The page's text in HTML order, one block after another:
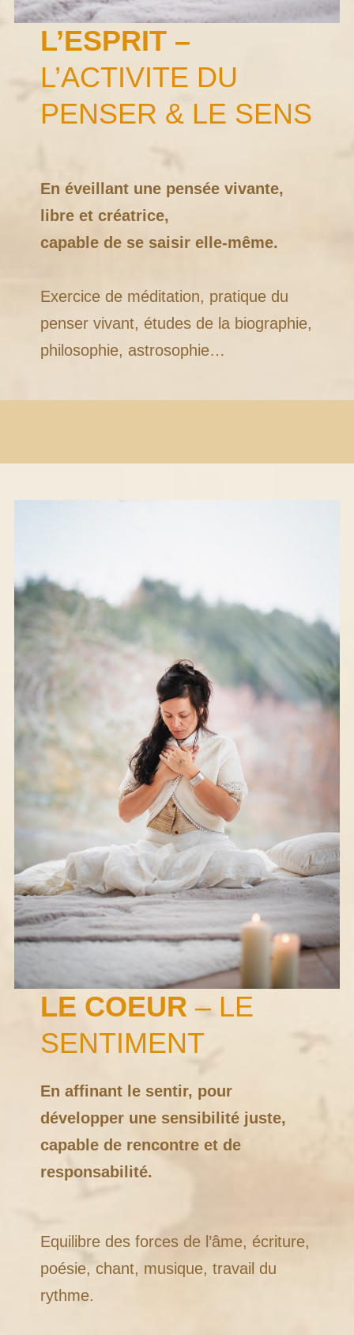
L’ESPRIT –
L’ACTIVITE DU
PENSER & LE SENS
En éveillant une pensée vivante,
libre et créatrice,
capable de se saisir elle-même.
Exercice de méditation, pratique du
penser vivant, études de la biographie,
philosophie, astrosophie…
LE COEUR – LE
SENTIMENT
En affinant le sentir, pour
développer une sensibilité juste,
capable de rencontre et de
responsabilité.
Equilibre des forces de l’âme, écriture,
poésie, chant, musique, travail du
rythme.